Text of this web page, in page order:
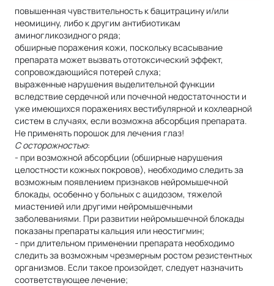
повышенная чувствительность к бацитрацину и/или
неомицину, либо к другим антибиотикам
аминогликозидного ряда;
обширные поражения кожи, поскольку всасывание
препарата может вызвать ототоксический эффект,
сопровождающийся потерей слуха;
выраженные нарушения выделительной функции
вследствие сердечной или почечной недостаточности и
уже имеющихся поражениях вестибулярной и кохлеарной
систем в случаях, если возможна абсорбция препарата.
Не применять порошок для лечения глаз!
С осторожностью:
- при возможной абсорбции (обширные нарушения
целостности кожных покровов), необходимо следить за
возможным появлением признаков нейромышечной
блокады, особенно у больных с ацидозом, тяжелой
миастенией или другими нейромышечными
заболеваниями. При развитии нейромышечной блокады
показаны препараты кальция или неостигмин;
- при длительном применении препарата необходимо
следить за возможным чрезмерным ростом резистентных
организмов. Если такое произойдет, следует назначить
соответствующее лечение;